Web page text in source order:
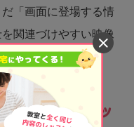
「画面に登場する情
関連づけやすい映像
情報をチェッ